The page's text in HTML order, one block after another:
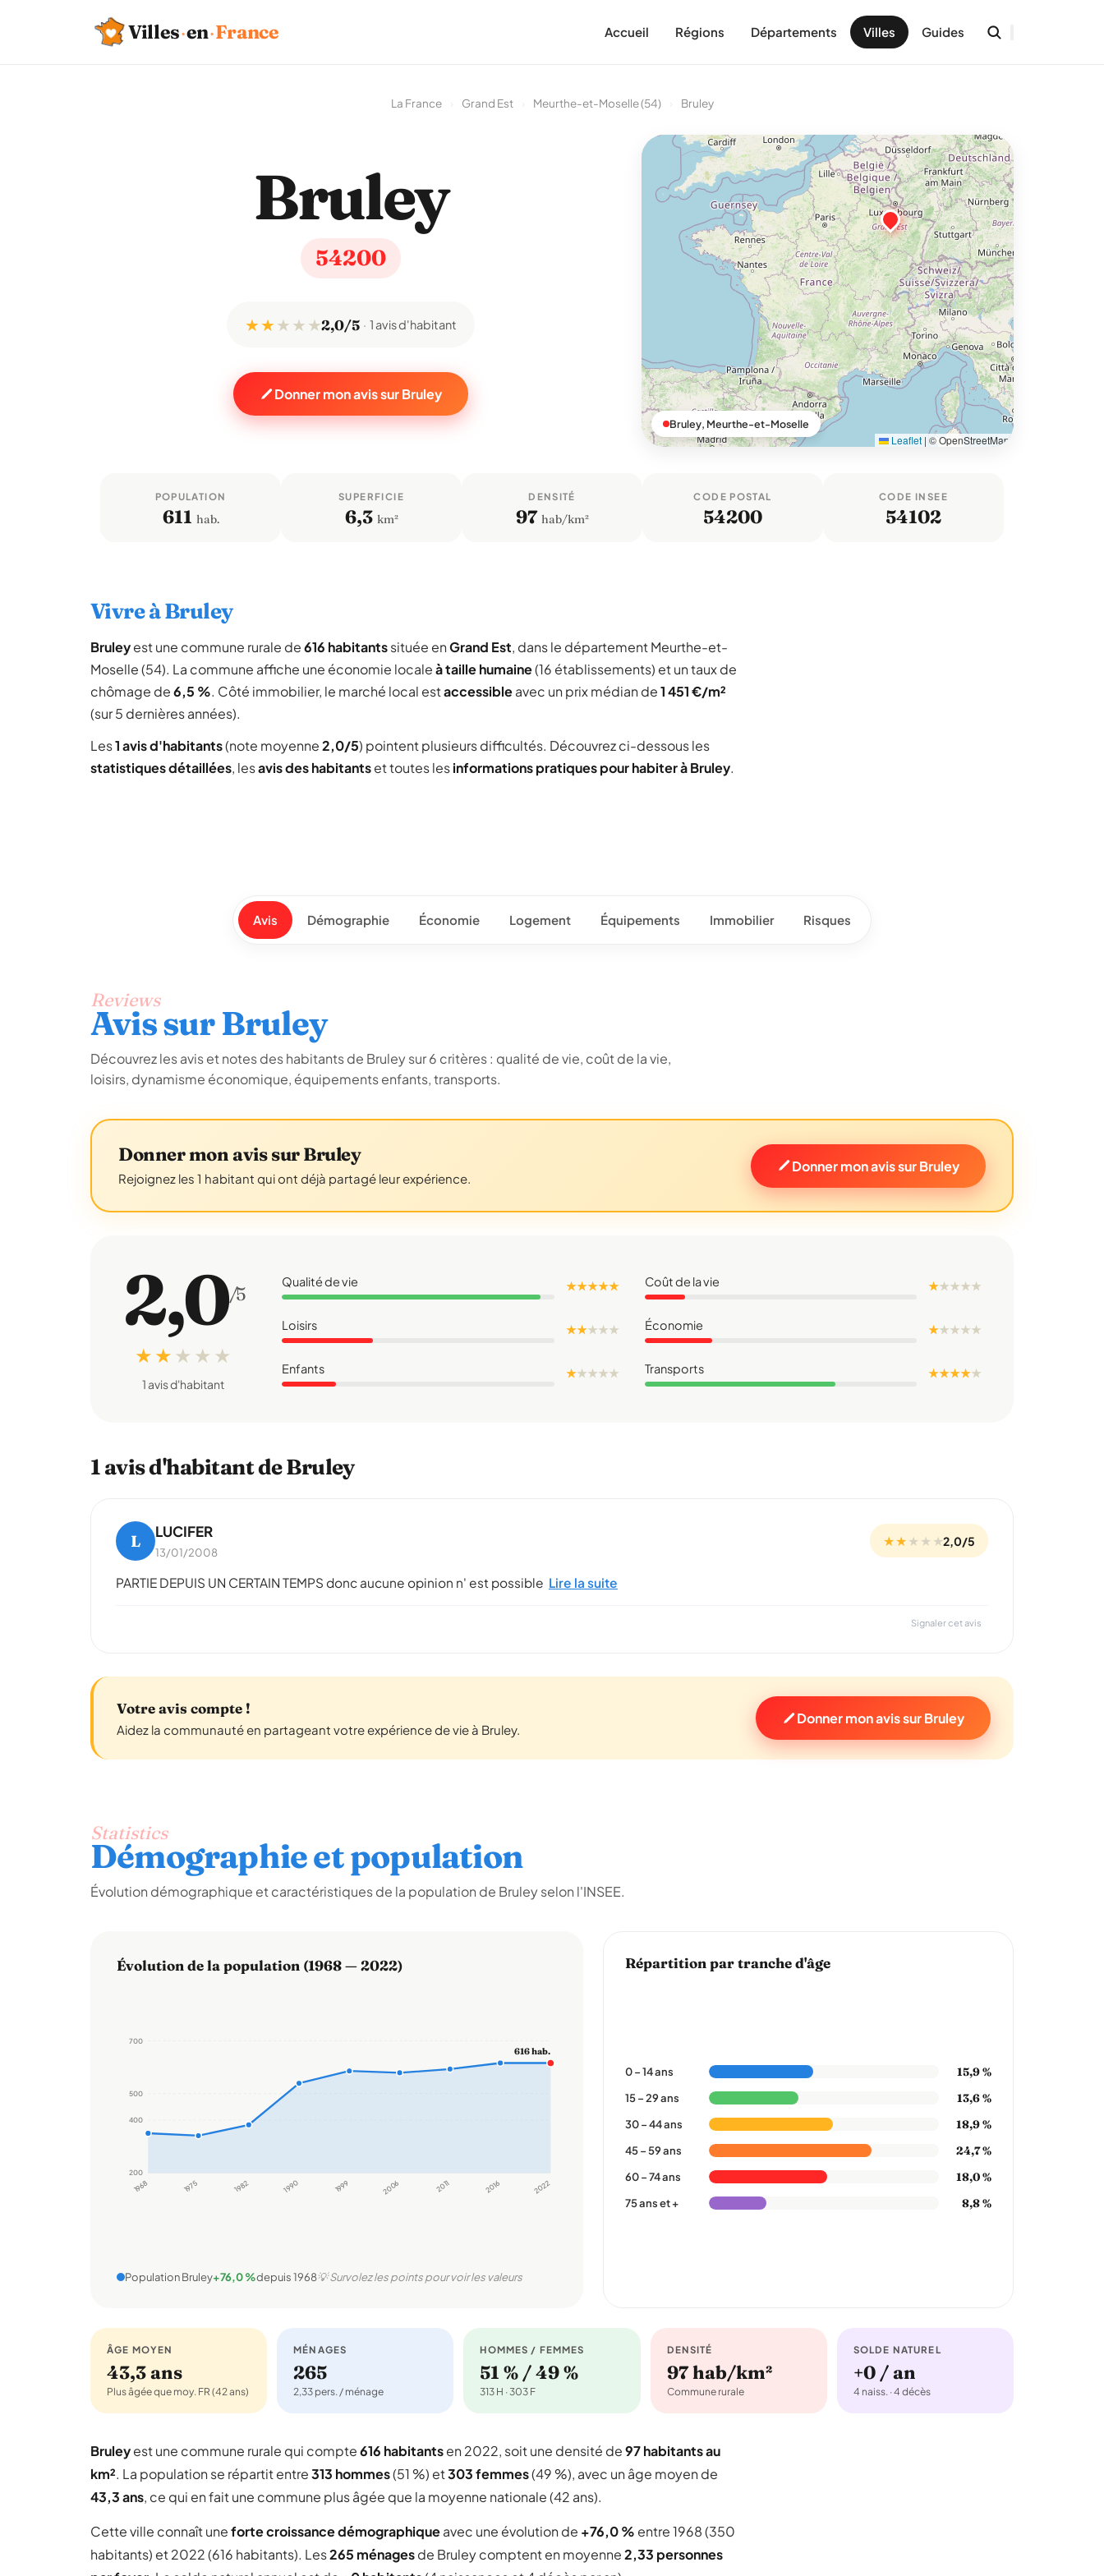
Villes·en·France Accueil Régions Départements Villes Guides
La France Grand Est Meurthe-et-Moselle (54) Bruley
Bruley
54200
★ ★★ ★ ★2,0/5 1 avis d'habitant
Donner mon avis sur Bruley
Leaflet | © OpenStreetMap
Bruley, Meurthe-et-Moselle
POPULATION
611 hab.
SUPERFICIE
6,3 km²
DENSITÉ
97 hab/km²
CODE POSTAL
54200
CODE INSEE
54102
Vivre à Bruley
Bruleyest une commune rurale de616 habitantssituée enGrand Est, dans le département Meurthe-et-
Moselle (54). La commune affiche une économie localeà taille humaine(16 établissements) et un taux de
chômage de6,5 %. Côté immobilier, le marché local estaccessibleavec un prix médian de1 451 €/m²
(sur 5 dernières années).
Les1 avis d'habitants(note moyenne2,0/5) pointent plusieurs difficultés. Découvrez ci-dessous les
statistiques détaillées, lesavis des habitantset toutes lesinformations pratiques pour habiter à Bruley.
Avis Démographie Économie Logement Équipements Immobilier Risques
Reviews
Avis sur Bruley
Découvrez les avis et notes des habitants de Bruley sur 6 critères : qualité de vie, coût de la vie,
loisirs, dynamisme économique, équipements enfants, transports.
Donner mon avis sur Bruley
Rejoignez les 1 habitant qui ont déjà partagé leur expérience.
Donner mon avis sur Bruley
2,0/5
★ ★ ★ ★ ★
1 avis d'habitant
Qualité de vie ★ ★ ★ ★ ★ Coût de la vie ★★★★★
Loisirs ★ ★★★★ Économie ★★★★★
Enfants ★★★★★ Transports ★ ★ ★ ★★
1 avis d'habitant de Bruley
L LUCIFER
13/01/2008
★ ★★ ★ ★2,0/5
PARTIE DEPUIS UN CERTAIN TEMPS donc aucune opinion n' est possible Lire la suite
Signaler cet avis
Votre avis compte !
Aidez la communauté en partageant votre expérience de vie à Bruley.
Donner mon avis sur Bruley
Statistics
Démographie et population
Évolution démographique et caractéristiques de la population de Bruley selon l'INSEE.
Évolution de la population (1968 — 2022)
200
400
500
700
1968 1975 1982 1990 1999 2006 2011 2016 2022
616 hab.
Population Bruley+76,0 %depuis 1968💡 Survolez les points pour voir les valeurs
Répartition par tranche d'âge
0 – 14 ans 15,9 %
15 – 29 ans 13,6 %
30 – 44 ans 18,9 %
45 – 59 ans 24,7 %
60 – 74 ans 18,0 %
75 ans et + 8,8 %
ÂGE MOYEN
43,3 ans
Plus âgée que moy. FR (42 ans)
MÉNAGES
265
2,33 pers. / ménage
HOMMES / FEMMES
51 % / 49 %
313 H · 303 F
DENSITÉ
97 hab/km²
Commune rurale
SOLDE NATUREL
+0 / an
4 naiss. · 4 décès
Bruleyest une commune rurale qui compte616 habitantsen 2022, soit une densité de97 habitants au
km². La population se répartit entre313 hommes(51 %) et303 femmes(49 %), avec un âge moyen de
43,3 ans, ce qui en fait une commune plus âgée que la moyenne nationale (42 ans).
Cette ville connaît uneforte croissance démographiqueavec une évolution de +76,0 % entre 1968 (350
habitants) et 2022 (616 habitants). Les265 ménagesde Bruley comptent en moyenne2,33 personnes